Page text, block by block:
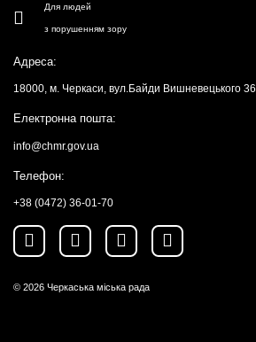
Для людей
з порушенням зору
Адреса:
18000, м. Черкаси, вул.Байди Вишневецького 36
Електронна пошта:
info@chmr.gov.ua
Телефон:
+38 (0472) 36-01-70
© 2026 Черкаська міська рада